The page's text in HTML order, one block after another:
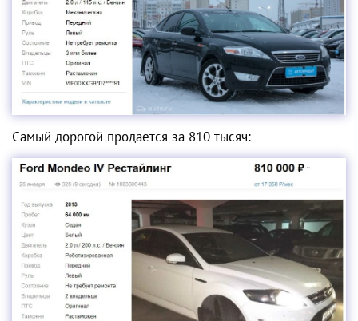
Самый дорогой продается за 810 тысяч: